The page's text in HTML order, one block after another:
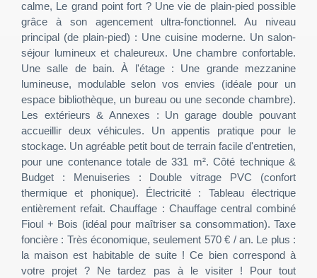
calme, Le grand point fort ? Une vie de plain-pied possible
grâce à son agencement ultra-fonctionnel. Au niveau
principal (de plain-pied) : Une cuisine moderne. Un salon-
séjour lumineux et chaleureux. Une chambre confortable.
Une salle de bain. À l'étage : Une grande mezzanine
lumineuse, modulable selon vos envies (idéale pour un
espace bibliothèque, un bureau ou une seconde chambre).
Les extérieurs & Annexes : Un garage double pouvant
accueillir deux véhicules. Un appentis pratique pour le
stockage. Un agréable petit bout de terrain facile d'entretien,
pour une contenance totale de 331 m². Côté technique &
Budget : Menuiseries : Double vitrage PVC (confort
thermique et phonique). Électricité : Tableau électrique
entièrement refait. Chauffage : Chauffage central combiné
Fioul + Bois (idéal pour maîtriser sa consommation). Taxe
foncière : Très économique, seulement 570 € / an. Le plus :
la maison est habitable de suite ! Ce bien correspond à
votre projet ? Ne tardez pas à le visiter ! Pour tout